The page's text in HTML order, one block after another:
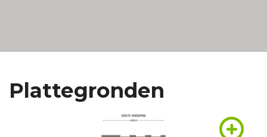
het centrum en Centraal Station;
Plattegronden